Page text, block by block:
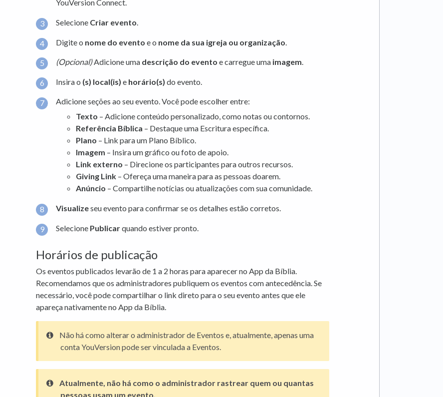
YouVersion Connect.
Selecione Criar evento.
Digite o nome do evento e o nome da sua igreja ou organização
(Opcional)Adicione uma descrição do evento e carregue uma imagem.
Insira o (s) local(is) e horário(s) do evento.
Adicione seções ao seu evento. Você pode escolher entre:
Texto – Adicione conteúdo personalizado, como notas ou contornos.
Referência Bíblica – Destaque uma Escritura específica.
Plano – Link para um Plano Bíblico.
Imagem – Insira um gráfico ou foto de apoio.
Link externo – Direcione os participantes para outros recursos.
Giving Link – Ofereça uma maneira para as pessoas doarem.
Anúncio – Compartilhe notícias ou atualizações com sua comunidade.
Visualizeseu evento para confirmar se os detalhes estão corretos.
Selecione Publicarquando estiver pronto.
Horários de publicação
Os eventos publicados levarão de 1 a 2 horas para aparecer no App da Bíblia.
Recomendamos que os administradores publiquem os eventos com antecedência. Se
necessário, você pode compartilhar o link direto para o seu evento antes que ele
apareça nativamente no App da Bíblia.
Não há como alterar o administrador de Eventos e, atualmente, apenas uma
conta YouVersion pode ser vinculada a Eventos.
Atualmente, não há como o administrador rastrear quem ou quantas
pessoas usam um evento.